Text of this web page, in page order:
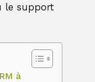
le support
à